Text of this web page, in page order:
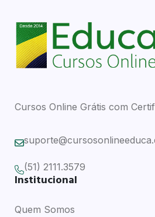
Cursos Online Grátis com
(51) 2111.3579
Institucional
Quem Somos